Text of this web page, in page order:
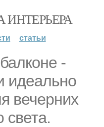
статьи
-
идеально
вечерних
света.